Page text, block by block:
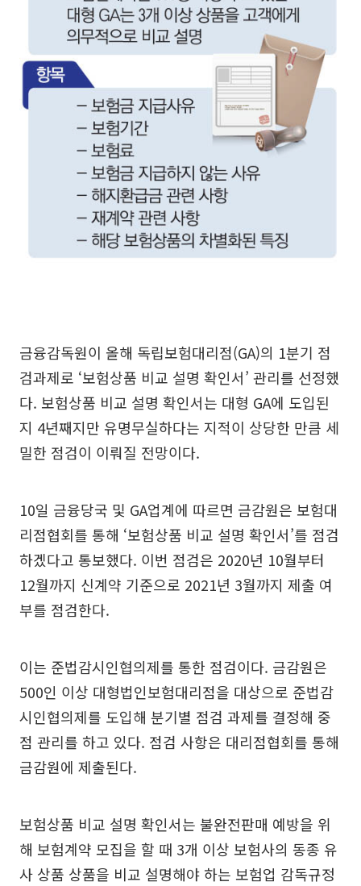
금융감독원이 올해 독립보험대리점(GA)의 1분기 점
검과제로 ‘보험상품 비교 설명 확인서’ 관리를 선정했
다. 보험상품 비교 설명 확인서는 대형 GA에 도입된
지 4년째지만 유명무실하다는 지적이 상당한 만큼 세
밀한 점검이 이뤄질 전망이다.
10일 금융당국 및 GA업계에 따르면 금감원은 보험대
리점협회를 통해 ‘보험상품 비교 설명 확인서’를 점검
하겠다고 통보했다. 이번 점검은 2020년 10월부터
12월까지 신계약 기준으로 2021년 3월까지 제출 여
부를 점검한다.
이는 준법감시인협의제를 통한 점검이다. 금감원은
500인 이상 대형법인보험대리점을 대상으로 준법감
시인협의제를 도입해 분기별 점검 과제를 결정해 중
점 관리를 하고 있다. 점검 사항은 대리점협회를 통해
금감원에 제출된다.
보험상품 비교 설명 확인서는 불완전판매 예방을 위
해 보험계약 모집을 할 때 3개 이상 보험사의 동종 유
사 상품 상품을 비교 설명해야 하는 보험업 감독규정